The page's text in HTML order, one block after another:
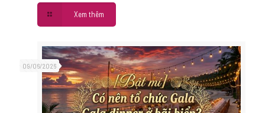
Xem thêm
09/06/2026